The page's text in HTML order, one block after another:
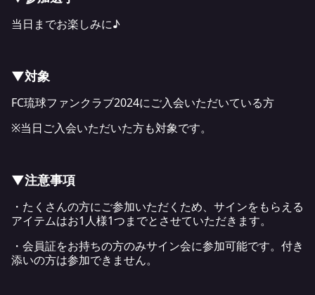
当日までお楽しみに♪
▼対象
FC琉球ファンクラブ2024にご入会いただいている方
※当日ご入会いただいた方も対象です。
▼注意事項
・たくさんの方にご参加いただくため、サインをもらえる
アイテムはお1人様1つまでとさせていただきます。
・会員証をお持ちの方のみサイン会に参加可能です。付き
添いの方は参加できません。